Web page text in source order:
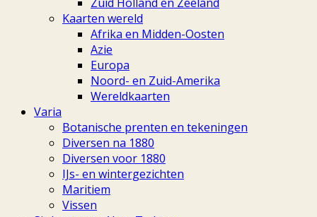
Kaarten wereld
Afrika en Midden-Oosten
Azie
Europa
Noord- en Zuid-Amerika
Wereldkaarten
Varia
Botanische prenten en tekeningen
Diversen na 1880
Diversen voor 1880
IJs- en wintergezichten
Maritiem
Vissen